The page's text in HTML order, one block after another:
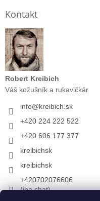
Kontakt
Robert Kreibich
Váš kožušník a rukavičkár
info@kreibich.sk
+420 224 222 522
+420 606 177 377
kreibichsk
kreibichsk
+420702076606
(iba chat)